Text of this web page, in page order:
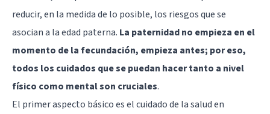
reducir, en la medida de lo posible, los riesgos que se
asocian a la edad paterna. La paternidad no empieza en el
momento de la fecundación, empieza antes; por eso,
todos los cuidados que se puedan hacer tanto a nivel
físico como mental son cruciales.
El primer aspecto básico es el cuidado de la salud en